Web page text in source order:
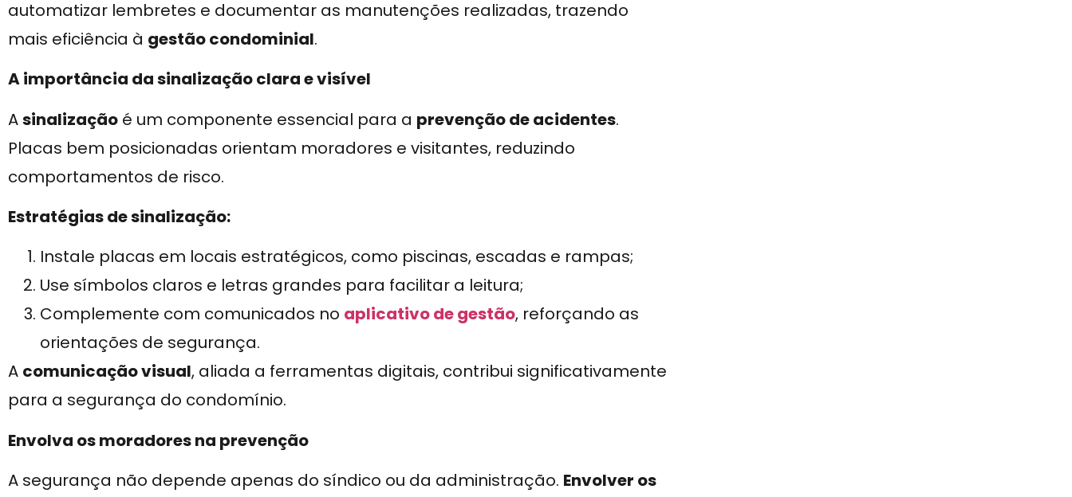
automatizar lembretes e documentar as manutenções realizadas, trazendo
mais eficiência à gestão condominial.
A importância da sinalização clara e visível
Asinalização é um componente essencial para a prevenção de acidentes.
Placas bem posicionadas orientam moradores e visitantes, reduzindo
comportamentos de risco.
Estratégias de sinalização:
Instale placas em locais estratégicos, como piscinas, escadas e rampas;
Use símbolos claros e letras grandes para facilitar a leitura;
Complemente com comunicados no aplicativo de gestão, reforçando as
orientações de segurança.
A comunicação visual, aliada a ferramentas digitais, contribui significativamente
para a segurança do condomínio.
Envolva os moradores na prevenção
A segurança não depende apenas do síndico ou da administração. Envolver os